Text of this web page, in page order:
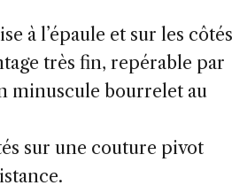
à l’épaule et sur les côtés
très fin, repérable par
minuscule bourrelet au
sur une couture pivot